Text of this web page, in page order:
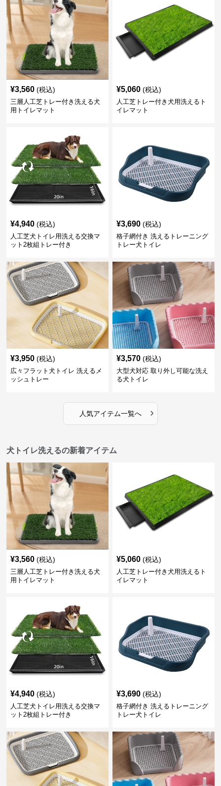
¥3,560 (税込)
三層人工芝トレー付き洗える犬
用トイレマット
¥5,060 (税込)
人工芝トレー付き犬用洗えるト
イレマット
¥4,940 (税込)
人工芝犬トイレ用洗える交換マ
ット2枚組トレー付き
¥3,690 (税込)
格子網付き 洗えるトレーニング
トレー犬トイレ
¥3,950 (税込)
広々フラット犬トイレ 洗えるメ
ッシュトレー
¥3,570 (税込)
大型犬対応 取り外し可能な洗え
る犬トイレ
人気アイテム一覧へ ›
犬トイレ洗えるの新着アイテム
¥3,560 (税込)
三層人工芝トレー付き洗える犬
用トイレマット
¥5,060 (税込)
人工芝トレー付き犬用洗えるト
イレマット
¥4,940 (税込)
人工芝犬トイレ用洗える交換マ
ット2枚組トレー付き
¥3,690 (税込)
格子網付き 洗えるトレーニング
トレー犬トイレ